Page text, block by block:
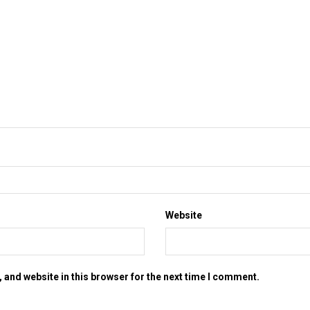
Website
and website in this browser for the next time I comment.